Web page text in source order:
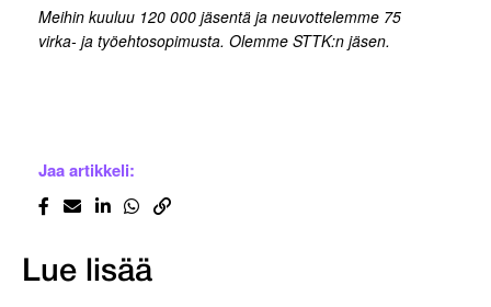
Meihin kuuluu 120 000 jäsentä ja neuvottelemme 75
virka- ja työehtosopimusta. Olemme STTK:n jäsen.
Jaa artikkeli:
Lue lisää